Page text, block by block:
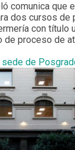
comunica que
dos cursos de
con título
de proceso de
sede de